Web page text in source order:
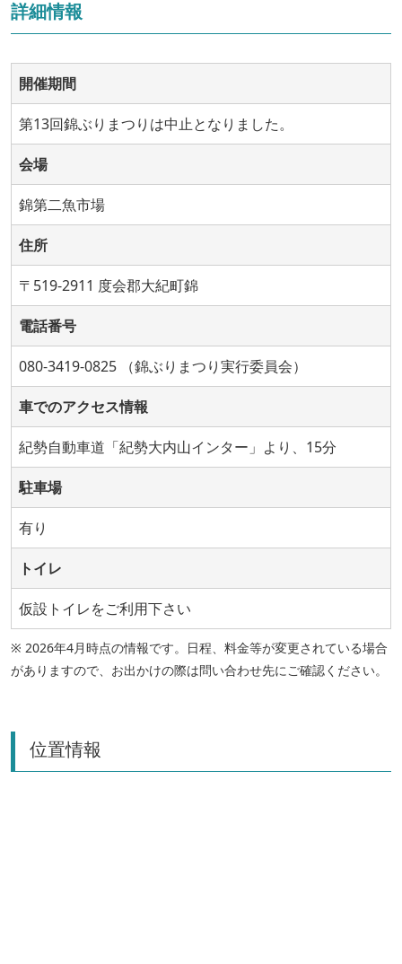
詳細情報
開催期間
第13回錦ぶりまつりは中止となりました。
会場
錦第二魚市場
住所
〒519-2911 度会郡大紀町錦
電話番号
080-3419-0825 （錦ぶりまつり実行委員会）
車でのアクセス情報
紀勢自動車道「紀勢大内山インター」より、15分
駐車場
有り
トイレ
仮設トイレをご利用下さい
※ 2026年4月時点の情報です。日程、料金等が変更されている場合
がありますので、お出かけの際は問い合わせ先にご確認ください。
位置情報